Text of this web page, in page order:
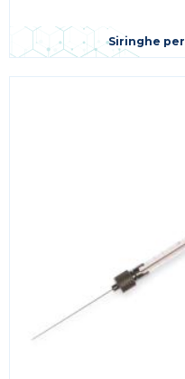
Siringhe